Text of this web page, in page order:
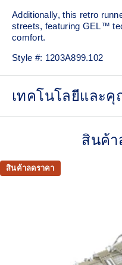
Additionally, this retro
streets, featuring GEL™
comfort.
Style #: 1203A899.102
เทคโนโลยีและ
Originally part of the
breathable mesh
This shoe preserves
that helped runners of
สินค้
สินค้าลดราคา